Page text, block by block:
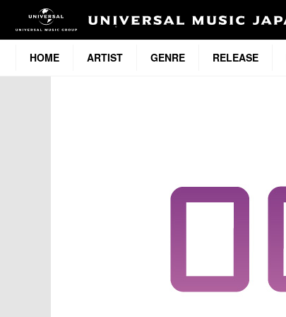
HOME ARTIST GENRE RELEASE